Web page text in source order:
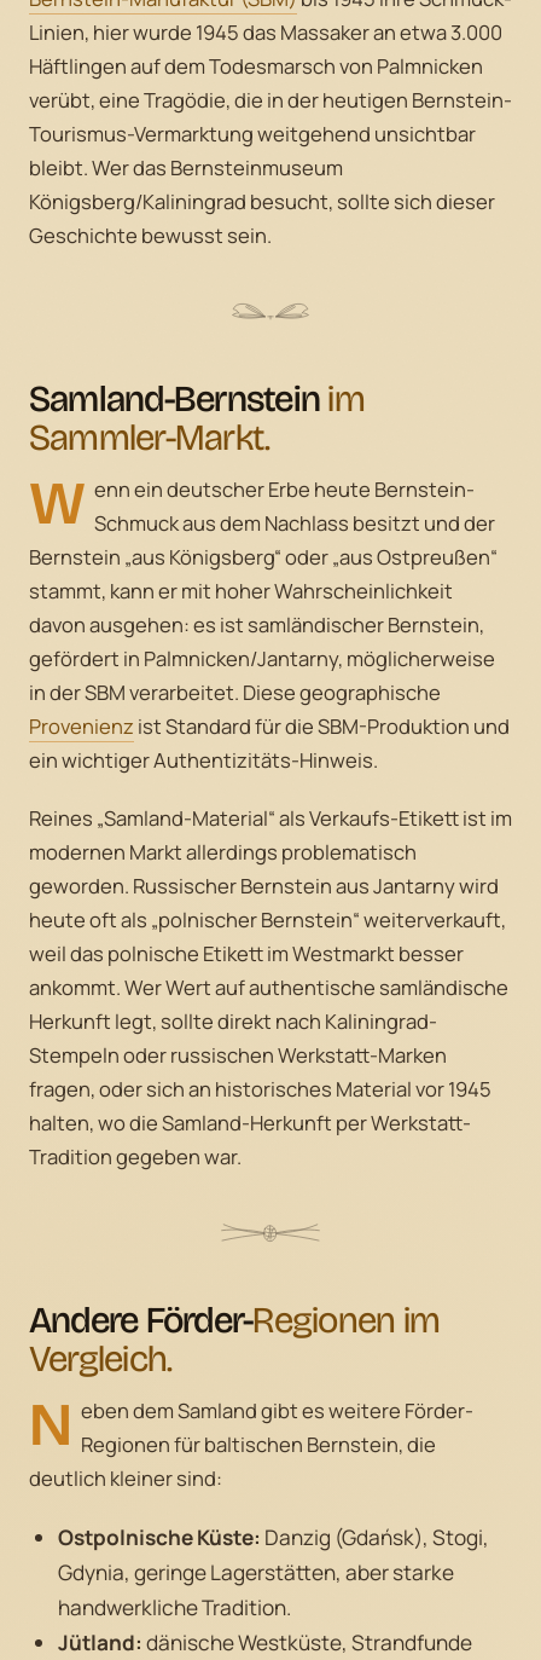
Linien, hier wurde 1945 das Massaker an etwa 3.000
Häftlingen auf dem Todesmarsch von Palmnicken
verübt, eine Tragödie, die in der heutigen Bernstein-
Tourismus-Vermarktung weitgehend unsichtbar
bleibt. Wer das Bernsteinmuseum
Königsberg/Kaliningrad besucht, sollte sich dieser
Geschichte bewusst sein.
Samland-Bernsteinim
Sammler-Markt.
W enn ein deutscher Erbe heute Bernstein-
Schmuck aus dem Nachlass besitzt und der
Bernstein „aus Königsberg“ oder „aus Ostpreußen“
stammt, kann er mit hoher Wahrscheinlichkeit
davon ausgehen: es ist samländischer Bernstein,
gefördert in Palmnicken/Jantarny, möglicherweise
in der SBM verarbeitet. Diese geographische
Provenienz ist Standard für die SBM-Produktion und
ein wichtiger Authentizitäts-Hinweis.
Reines „Samland-Material“ als Verkaufs-Etikett ist im
modernen Markt allerdings problematisch
geworden. Russischer Bernstein aus Jantarny wird
heute oft als „polnischer Bernstein“ weiterverkauft,
weil das polnische Etikett im Westmarkt besser
ankommt. Wer Wert auf authentische samländische
Herkunft legt, sollte direkt nach Kaliningrad-
Stempeln oder russischen Werkstatt-Marken
fragen, oder sich an historisches Material vor 1945
halten, wo die Samland-Herkunft per Werkstatt-
Tradition gegeben war.
Andere Förder-Regionen im
Vergleich.
N eben dem Samland gibt es weitere Förder-
Regionen für baltischen Bernstein, die
deutlich kleiner sind:
Ostpolnische Küste: Danzig (Gdańsk), Stogi,
Gdynia, geringe Lagerstätten, aber starke
handwerkliche Tradition.
Jütland: dänische Westküste, Strandfunde